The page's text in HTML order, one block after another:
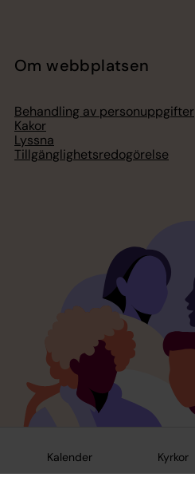
Kalender Kyrkor
Om webbplatsen
Behandling av personuppgifter
Kakor
Lyssna
Tillgänglighetsredogörelse